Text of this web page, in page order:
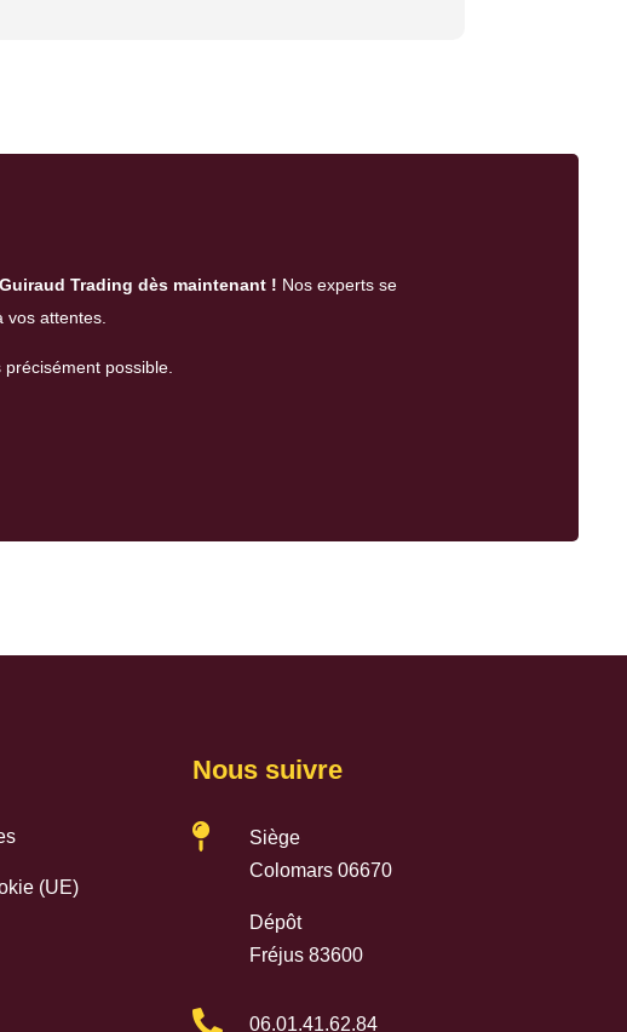
Trading dès maintenant ! Nos experts se
attentes.
possible.
(UE)
Nous suivre

Siège
Colomars 06670
Dépôt
Fréjus 83600
 06.01.41.62.84